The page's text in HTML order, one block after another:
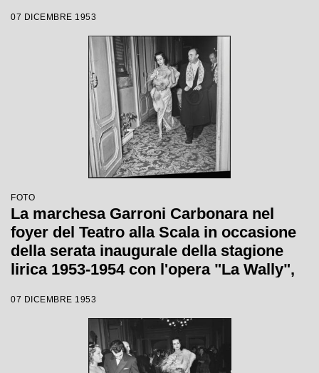
con la regia di Tatiana Pavlova
07 DICEMBRE 1953
FOTO
La marchesa Garroni Carbonara nel
foyer del Teatro alla Scala in occasione
della serata inaugurale della stagione
lirica 1953-1954 con l'opera "La Wally",
Maria Giulini, con la regia di Tatiana
07 DICEMBRE 1953